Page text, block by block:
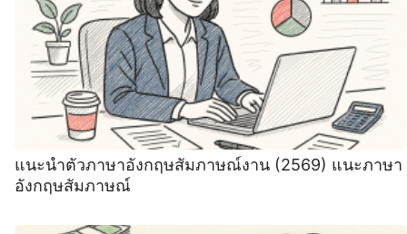
แนะนําตัวภาษาอังกฤษสัมภาษณ์งาน (2569) ‍แนะภาษา
อังกฤษสัมภาษณ์